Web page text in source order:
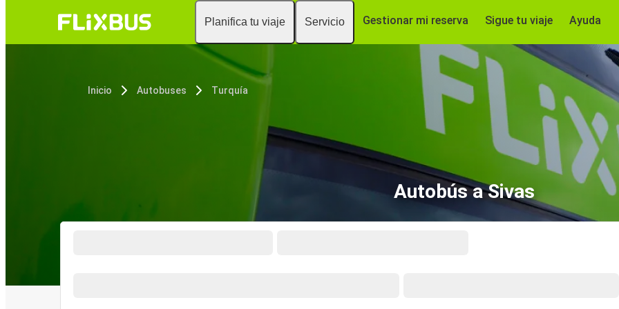
Planifica tu viaje Servicio Gestionar mi reserva Sigue tu viaje Ayuda
Inicio Autobuses Turquía
Autobús a Sivas